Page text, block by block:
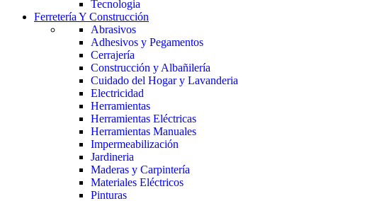
Tecnologia
Ferretería Y Construcción
Abrasivos
Adhesivos y Pegamentos
Cerrajería
Construcción y Albañilería
Cuidado del Hogar y Lavanderia
Electricidad
Herramientas
Herramientas Eléctricas
Herramientas Manuales
Impermeabilización
Jardineria
Maderas y Carpintería
Materiales Eléctricos
Pinturas